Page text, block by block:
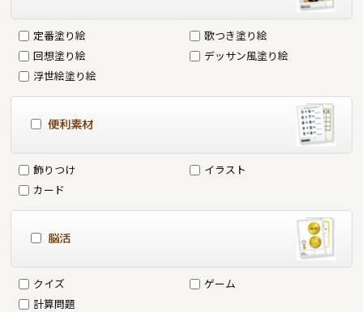
定番塗り絵
歌つき塗り絵
回想塗り絵
デッサン風塗り絵
浮世絵塗り絵
便利素材
飾りつけ
イラスト
カード
脳活
クイズ
ゲーム
計算問題